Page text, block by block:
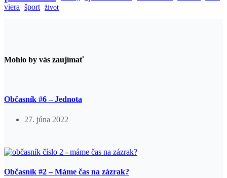
viera šport život
Mohlo by vás zaujímať
Občasník #6 – Jednota
27. júna 2022
Občasník #2 – Máme čas na zázrak?